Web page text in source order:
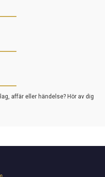
affär eller händelse? Hör av dig